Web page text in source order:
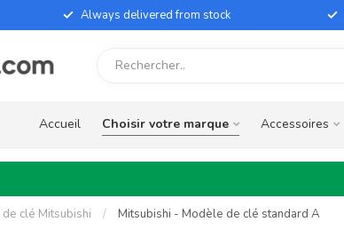
Always delivered from stock
Accueil Choisir votre marque Accessoires
clé Mitsubishi / Mitsubishi - Modèle de clé standard A